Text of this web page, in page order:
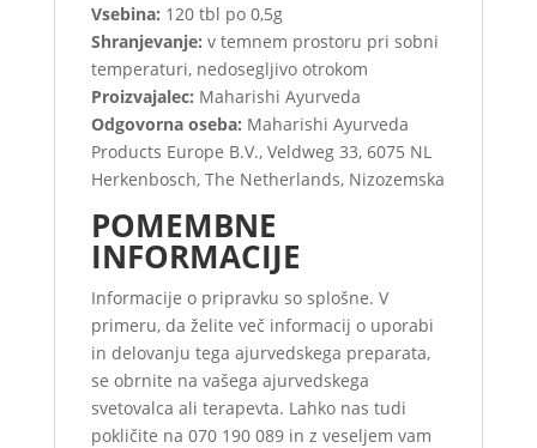
Vsebina: 120 tbl po 0,5g
Shranjevanje: v temnem prostoru pri sobni
temperaturi, nedosegljivo otrokom
Proizvajalec: Maharishi Ayurveda
Odgovorna oseba: Maharishi Ayurveda
Products Europe B.V., Veldweg 33, 6075 NL
Herkenbosch, The Netherlands, Nizozemska
POMEMBNE
INFORMACIJE
Informacije o pripravku so splošne. V
primeru, da želite več informacij o uporabi
in delovanju tega ajurvedskega preparata,
se obrnite na vašega ajurvedskega
svetovalca ali terapevta. Lahko nas tudi
pokličite na 070 190 089 in z veseljem vam